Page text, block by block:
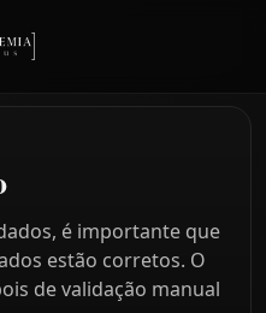
é importante que
estão corretos. O
de validação manual